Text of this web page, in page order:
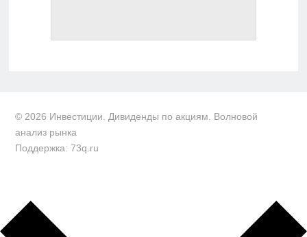
© 2026 Инвестиции. Дивиденды по акциям. Волновой
анализ рынка
Поддержка: 73q.ru